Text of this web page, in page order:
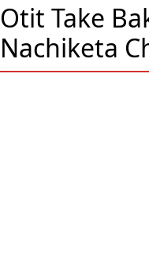
Otit Take
Nachiketa